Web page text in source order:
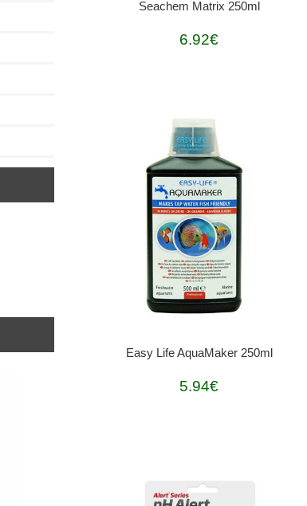
Seachem Matrix 250ml
6.92€
Easy Life AquaMaker 250ml
5.94€